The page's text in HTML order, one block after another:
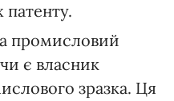
патенту.
промисловий
є власник
зразка. Ця